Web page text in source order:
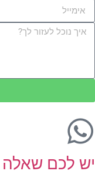
יש לכם שאלה